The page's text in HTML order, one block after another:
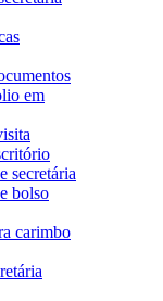
em
secretária
bolso
carimbo